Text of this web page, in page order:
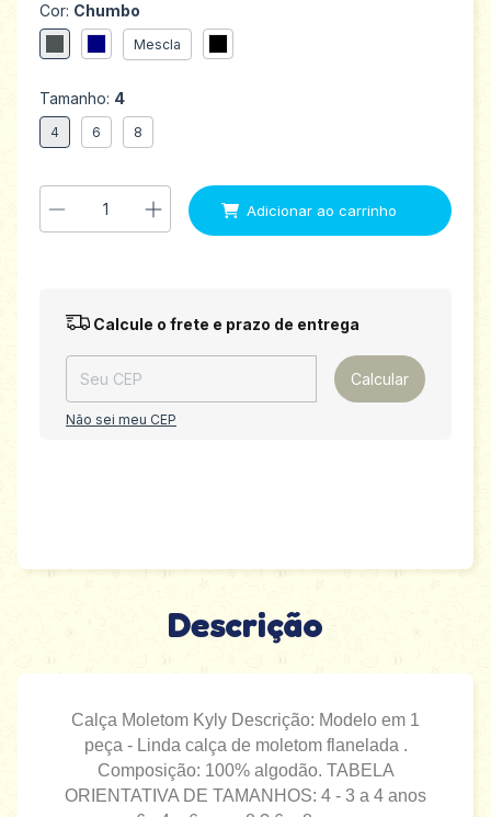
Cor: Chumbo
Mescla
Tamanho: 4
4 6 8
Entregas para o CEP: Alterar CEP
Calcule o frete e prazo de entrega
Calcular
Não sei meu CEP
Descrição
Calça Moletom Kyly Descrição: Modelo em 1
peça - Linda calça de moletom flanelada .
Composição: 100% algodão. TABELA
ORIENTATIVA DE TAMANHOS: 4 - 3 a 4 anos